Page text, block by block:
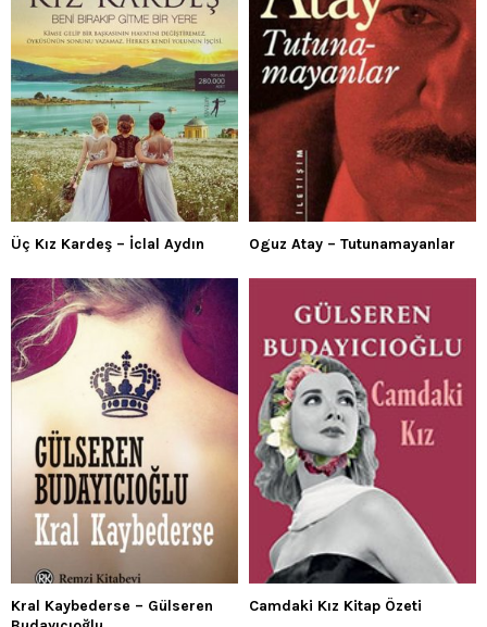
Üç Kız Kardeş – İclal Aydın Oguz Atay – Tutunamayanlar
Kral Kaybederse – Gülseren
Camdaki Kız Kitap Özeti